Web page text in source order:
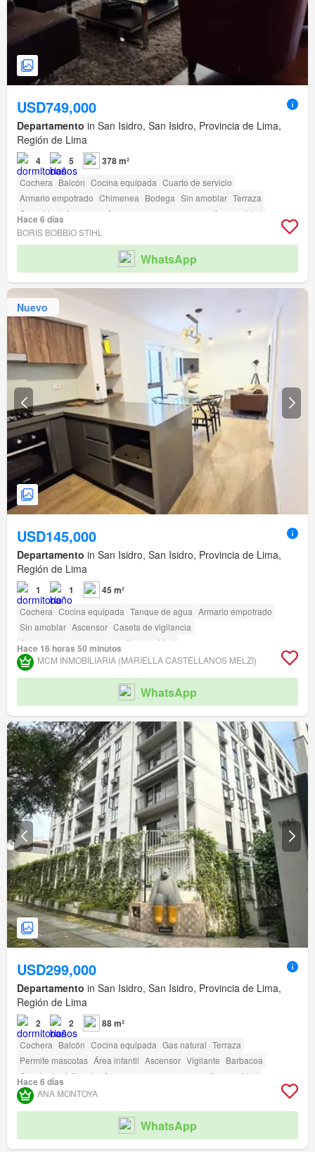
USD749,000
Departamento in San Isidro, San Isidro, Provincia de Lima,
Región de Lima
4 5 378 m²
Cochera Balcón Cocina equipada Cuarto de servicio
Armario empotrado Chimenea Bodega Sin amoblar Terraza
Seguridad
Ascensor Acceso para personas con discapacidad
Hace 6 días
BORIS BOBBIO STIHL
WhatsApp
Nuevo
USD145,000
Departamento in San Isidro, San Isidro, Provincia de Lima,
Región de Lima
1 1 45 m²
Cochera Cocina equipada Tanque de agua Armario empotrado
Sin amoblar Ascensor Caseta de vigilancia
Acceso para personas con discapacidad
Hace 16 horas 50 minutos
MCM INMOBILIARIA (MARIELLA CASTELLANOS MELZI)
WhatsApp
USD299,000
Departamento in San Isidro, San Isidro, Provincia de Lima,
Región de Lima
2 2 88 m²
Cochera Balcón Cocina equipada Gas natural Terraza
Permite mascotas Área infantil Ascensor Vigilante Barbacoa
Caseta de vigilancia
Acceso para personas con discapacidad
Hace 6 días
ANA MONTOYA
WhatsApp